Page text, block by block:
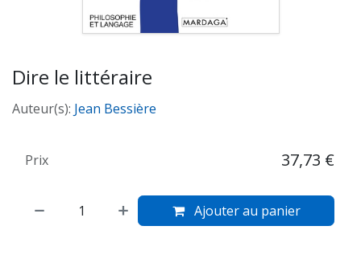
Dire le littéraire
Auteur(s): Jean Bessière
Ajouter au panier
Prix 37,73 €